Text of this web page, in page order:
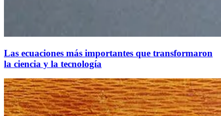
Las ecuaciones más importantes que transformaron
la ciencia y la tecnología